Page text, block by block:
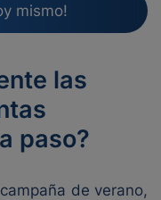
mismo!
las
paso?
de verano,